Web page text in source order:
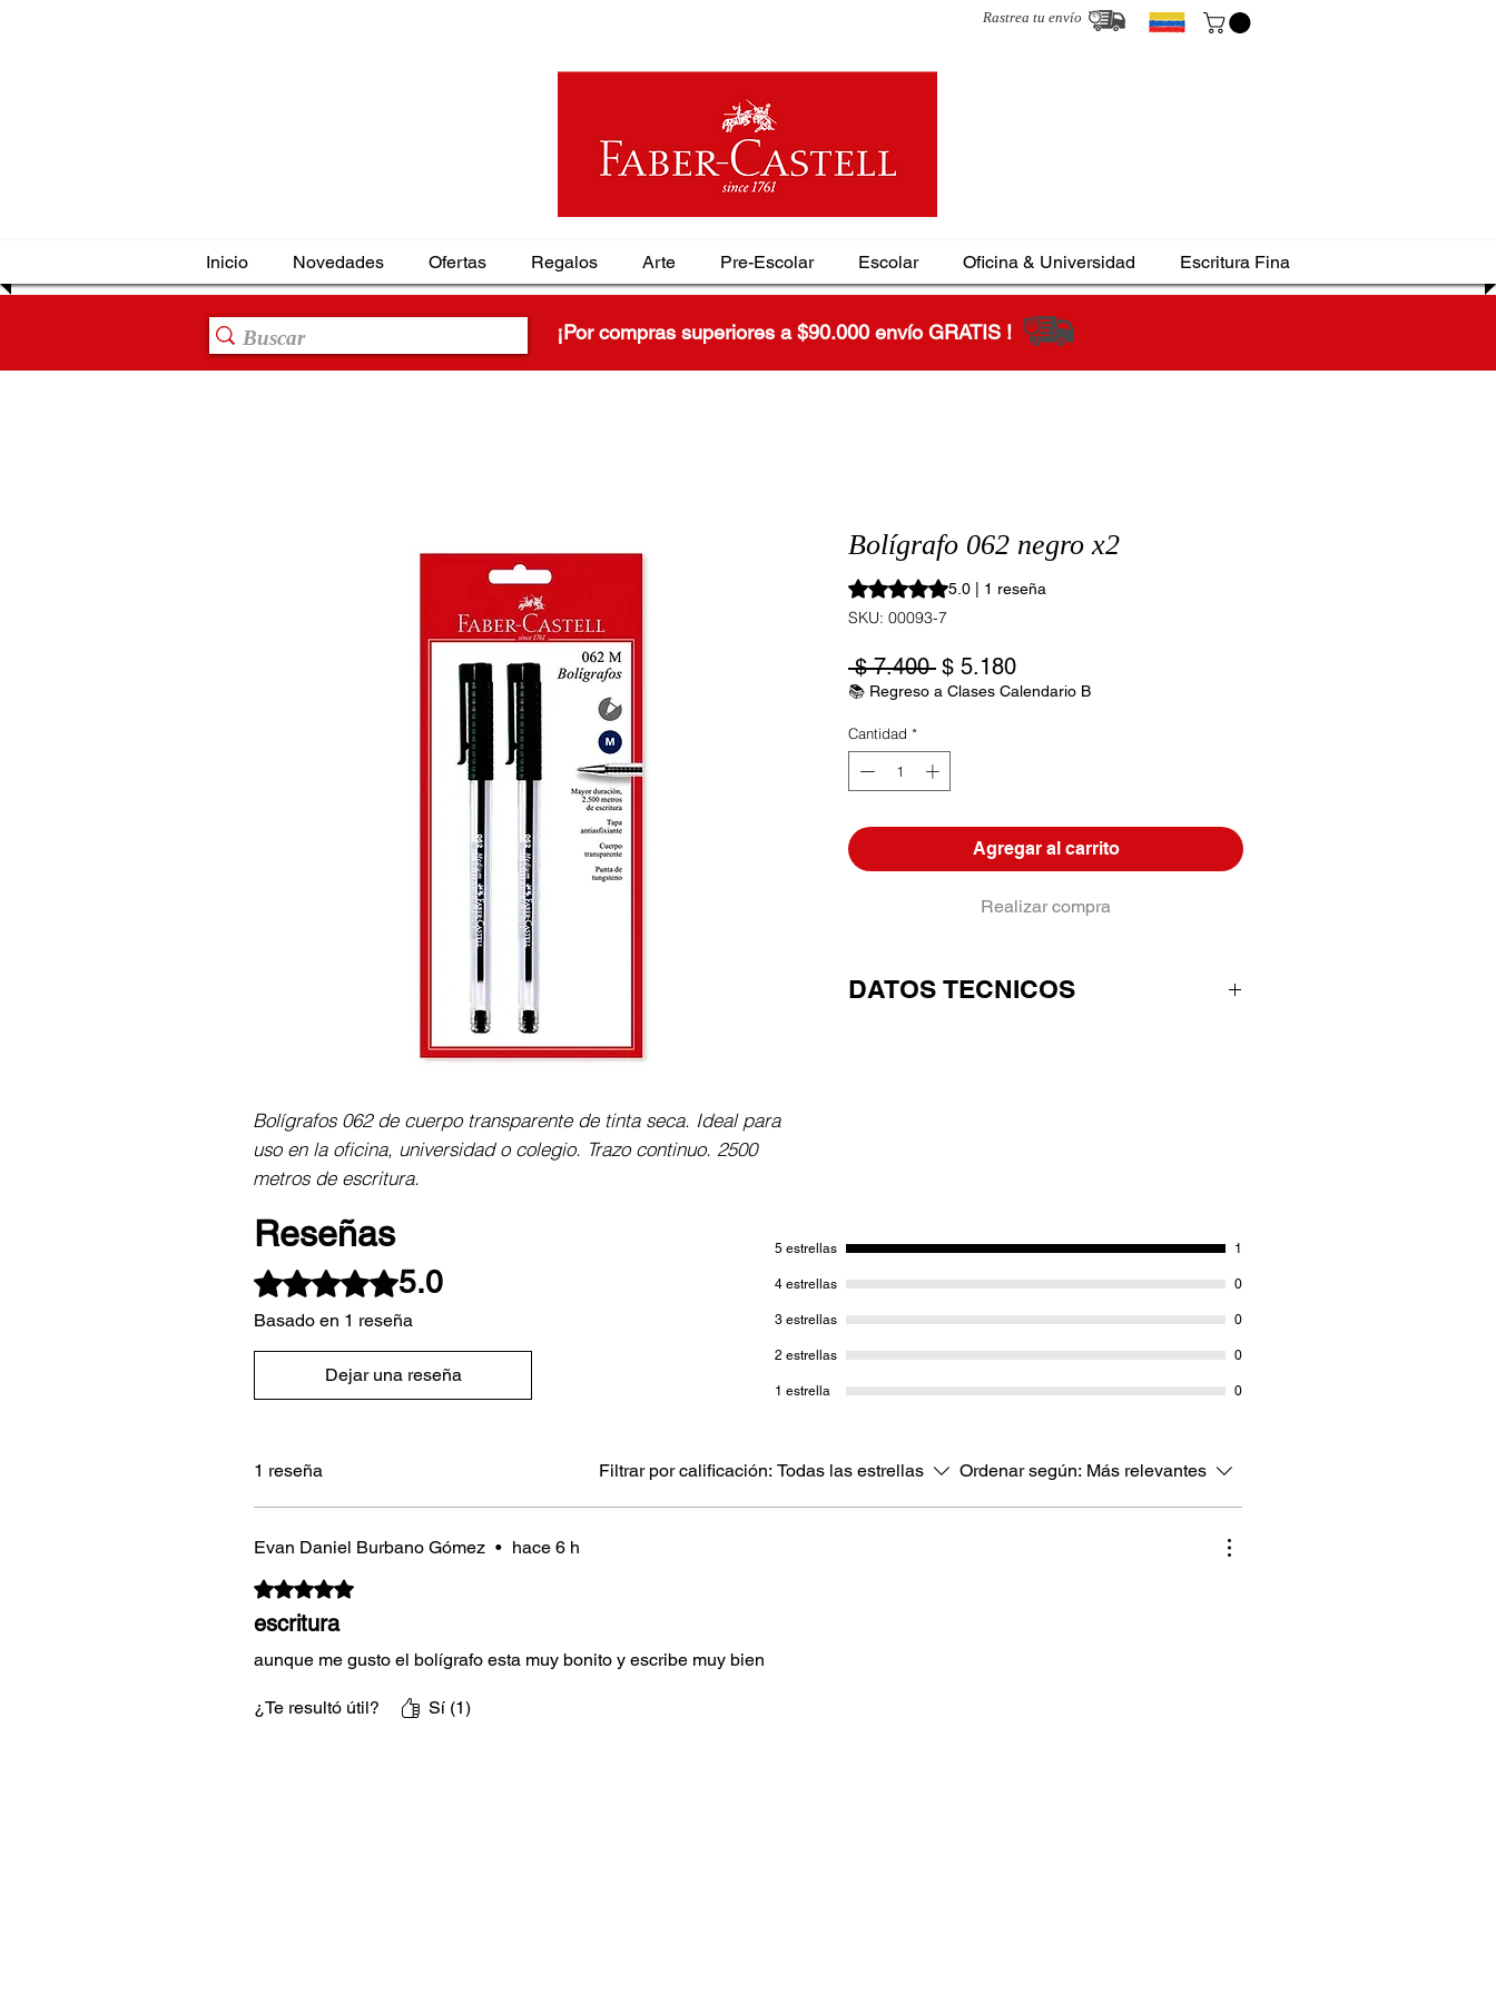
Rastrea tu envío
Inicio Novedades Ofertas Regalos Arte Pre-Escolar Escolar Oficina & Universidad Escritura Fina
¡Por compras superiores a $90.000 envío GRATIS !
Bolígrafos 062 de cuerpo transparente de tinta seca. Ideal para
uso en la oficina, universidad o colegio. Trazo continuo. 2500
metros de escritura.
Bolígrafo 062 negro x2
Según 1 reseña, la calificación es de 5.0 de 5 estrellas
5.0 | 1 reseña
SKU: 00093-7
$ 7.400 Precio
$ 5.180Precio
de
📚 Regreso a Clases Calendario B
Cantidad *
Agregar al carrito
Realizar compra
DATOS TECNICOS
Reseñas
Obtuvo 5 de 5 estrellas.
5.0
Basado en 1 reseña
Dejar una reseña
5 estrellas 1
4 estrellas 0
3 estrellas 0
2 estrellas 0
1 estrella 0
1 reseña Filtrar por calificación: Todas las estrellas Ordenar según: Más relevantes
Evan Daniel Burbano Gómez • hace 6 h
Obtuvo 5 de 5 estrellas.
escritura
aunque me gusto el bolígrafo esta muy bonito y escribe muy bien
¿Te resultó útil? Sí (1)